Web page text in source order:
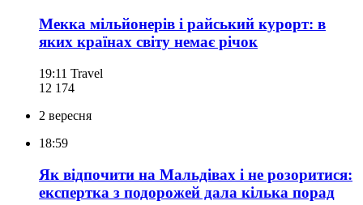
Мекка мільйонерів і райський курорт: в
яких країнах світу немає річок
19:11 Travel
12 174
2 вересня
18:59
Як відпочити на Мальдівах і не розоритися:
експертка з подорожей дала кілька порад